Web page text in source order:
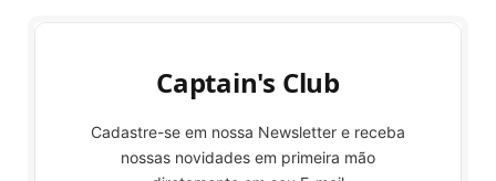
Captain's Club
Cadastre-se em nossa Newsletter e receba
nossas novidades em primeira mão